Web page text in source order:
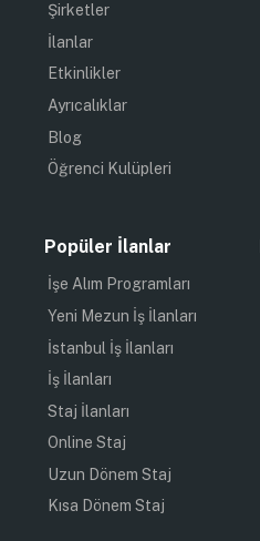
Şirketler
İlanlar
Etkinlikler
Ayrıcalıklar
Blog
Öğrenci Kulüpleri
Popüler İlanlar
İşe Alım Programları
Yeni Mezun İş İlanları
İstanbul İş İlanları
İş İlanları
Staj İlanları
Online Staj
Uzun Dönem Staj
Kısa Dönem Staj